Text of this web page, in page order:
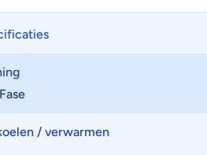
/ verwarmen